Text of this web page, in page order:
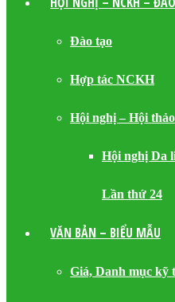
Đào tạo
Hợp tác NCKH
Hội nghị – Hội thảo
Hội nghị Da
Lần thứ 24
VĂN BẢN – BIỂU MẪU
Giá, Danh mục kỹ